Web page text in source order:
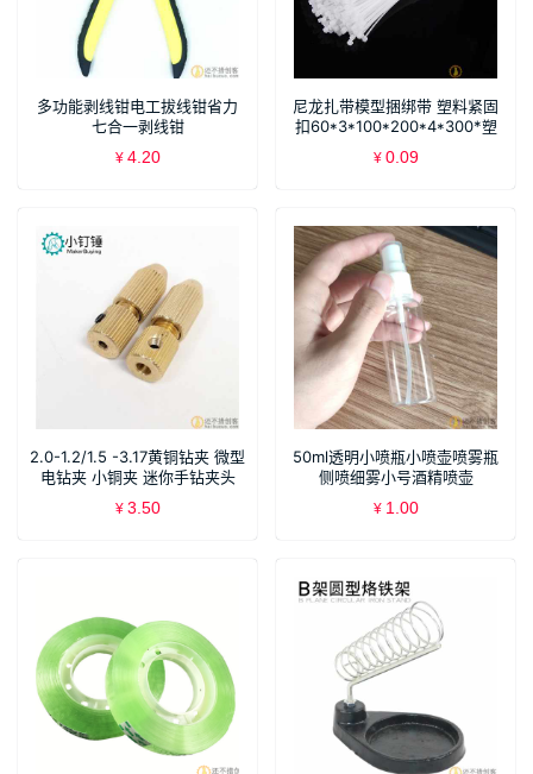
多功能剥线钳电工拔线钳省力
七合一剥线钳
¥ 4.20
尼龙扎带模型捆绑带 塑料紧固
扣60*3*100*200*4*300*塑
料扎带10条
¥ 0.09
2.0-1.2/1.5 -3.17黄铜钻夹 微型
电钻夹 小铜夹 迷你手钻夹头
¥ 3.50
50ml透明小喷瓶小喷壶喷雾瓶
侧喷细雾小号酒精喷壶
¥ 1.00